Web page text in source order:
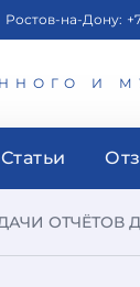
Ростов-на-Дону:
И
Статьи
ОТЧЁТОВ